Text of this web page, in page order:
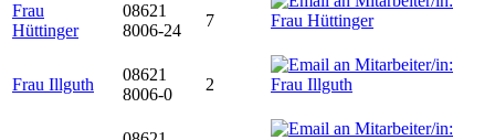
Frau
Hüttinger
08621
8006-24
7
Frau Illguth
08621
8006-0
2